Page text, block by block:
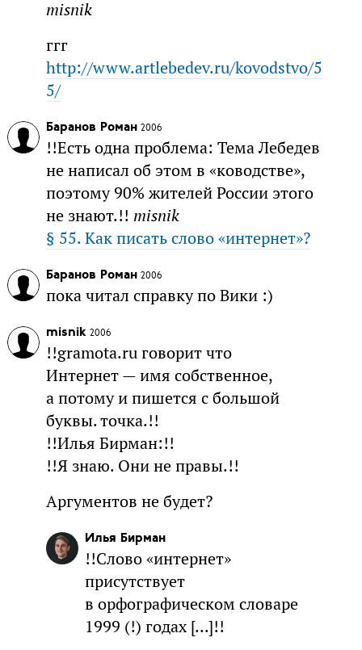
misnik
ггг
http://www.artlebedev.ru/kovodstvo/5
5/
Баранов Роман 2006
!!Есть одна проблема: Тема Лебедев
не написал об этом в «ководстве»,
поэтому 90% жителей России этого
не знают.!! misnik
§ 55. Как писать слово «интернет»?
Баранов Роман 2006
пока читал справку по Вики :)
misnik 2006
!!gramota.ru говорит что
Интернет — имя собственное,
а потому и пишется с большой
буквы. точка.!!
!!Илья Бирман:!!
!!Я знаю. Они не правы.!!
Аргументов не будет?
Илья Бирман
!!Слово «интернет»
присутствует
в орфографическом словаре
1999 (!) годах [...]!!